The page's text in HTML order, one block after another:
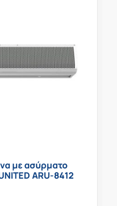
με ασύρματο
ARU-8412